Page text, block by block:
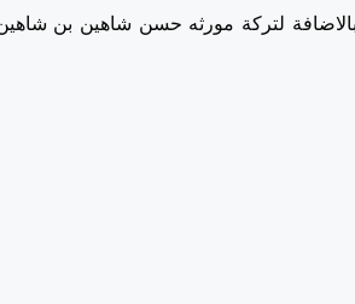
لتركة مورثه حسن شاهين بن شاهين